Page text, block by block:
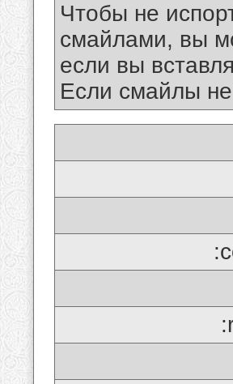
Чтобы не
смайлами, вы
если вы
Если смайлы